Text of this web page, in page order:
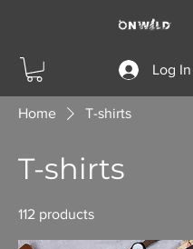
Log In
Home T-shirts
T-shirts
112 products